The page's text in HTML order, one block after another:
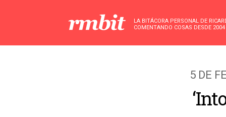
LA BITÁCORA PERSONAL DE
COMENTANDO COSAS DESDE 2004
5 DE